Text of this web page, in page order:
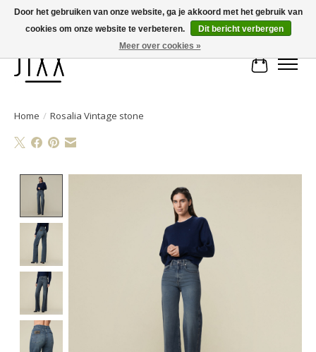
Voor 14.00 uur besteld, vandaag verstuurd | Gratis verzending vanaf € 75
Home / Rosalia Vintage stone
Door het gebruiken van onze website, ga je akkoord met het gebruik van
cookies om onze website te verbeteren.
Dit bericht verbergen
Meer over cookies »